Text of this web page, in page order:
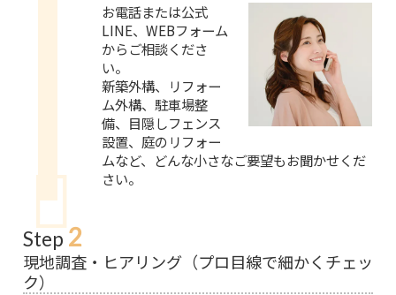
お電話または公式
LINE、WEBフォーム
からご相談くださ
い。
新築外構、リフォー
ム外構、駐車場整
備、目隠しフェンス
設置、庭のリフォー
ムなど、どんな小さなご要望もお聞かせくだ
さい。
Step 2
現地調査・ヒアリング（プロ目線で細かくチェッ
ク）